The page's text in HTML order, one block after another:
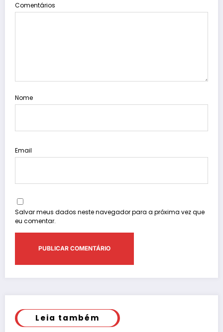
Comentários
Nome
Email
Salvar meus dados neste navegador para a próxima vez que
eu comentar.
Leia também